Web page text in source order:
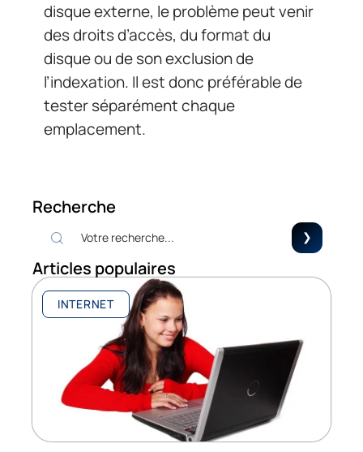
disque externe, le problème peut venir
des droits d’accès, du format du
disque ou de son exclusion de
l’indexation. Il est donc préférable de
tester séparément chaque
emplacement.
Recherche
Articles populaires
INTERNET